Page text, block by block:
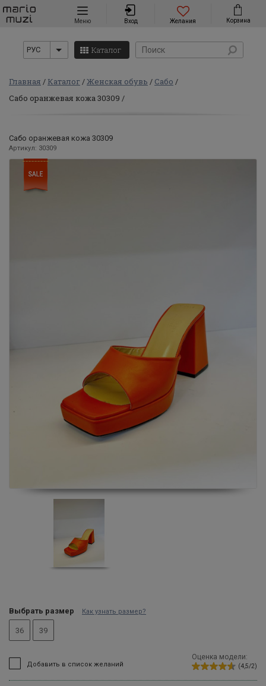
Навигация
Меню Вход Желания Корзина
РУС Каталог
Главная Каталог Женская обувь
Сабо
Сабо оранжевая кожа 30309
Сабо оранжевая кожа 30309
Артикул: 30309
Выбрать размер Как узнать размер?
36 39
Добавить в список желаний
Оценка модели:
(4,5/2)